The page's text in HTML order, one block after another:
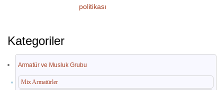
Dış Mekan Çöp Kovaları
politikası
Kategoriler
Armatür ve Musluk Grubu
Mix Armatürler